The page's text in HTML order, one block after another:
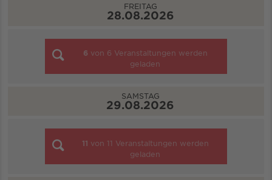
FREITAG
28.08.2026
6 von 6 Veranstaltungen werden
geladen
SAMSTAG
29.08.2026
11 von 11 Veranstaltungen werden
geladen